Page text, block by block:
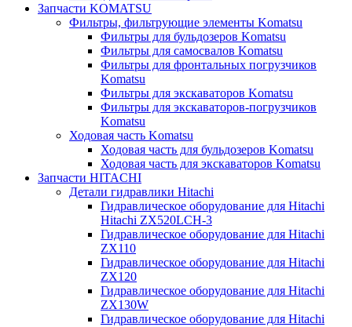
Запчасти KOMATSU
Фильтры, фильтрующие элементы Komatsu
Фильтры для бульдозеров Komatsu
Фильтры для самосвалов Komatsu
Фильтры для фронтальных погрузчиков
Komatsu
Фильтры для экскаваторов Komatsu
Фильтры для экскаваторов-погрузчиков
Komatsu
Ходовая часть Komatsu
Ходовая часть для бульдозеров Komatsu
Ходовая часть для экскаваторов Komatsu
Запчасти HITACHI
Детали гидравлики Hitachi
Гидравлическое оборудование для Hitachi
Hitachi ZX520LCH-3
Гидравлическое оборудование для Hitachi
ZX110
Гидравлическое оборудование для Hitachi
ZX120
Гидравлическое оборудование для Hitachi
ZX130W
Гидравлическое оборудование для Hitachi